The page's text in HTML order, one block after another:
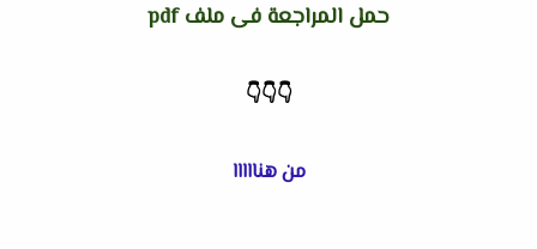
حمل المراجعة فى ملف pdf
👇
👇
👇
من هنااااا